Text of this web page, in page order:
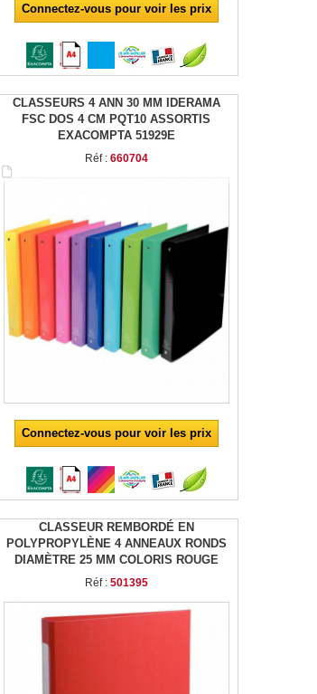
Connectez-vous pour voir les prix
CLASSEURS 4 ANN 30 MM IDERAMA
FSC DOS 4 CM PQT10 ASSORTIS
EXACOMPTA 51929E
Réf : 660704
Connectez-vous pour voir les prix
CLASSEUR REMBORDÉ EN
POLYPROPYLÈNE 4 ANNEAUX RONDS
DIAMÈTRE 25 MM COLORIS ROUGE
Réf : 501395